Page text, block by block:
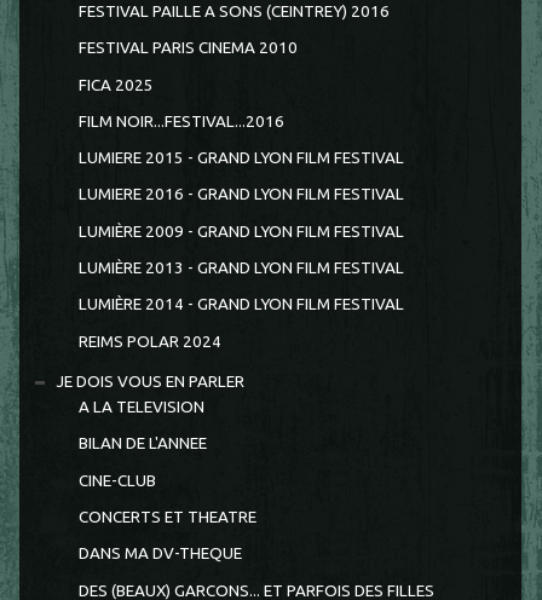
FESTIVAL PAILLE A SONS (CEINTREY) 2016
FESTIVAL PARIS CINEMA 2010
FICA 2025
FILM NOIR...FESTIVAL...2016
LUMIERE 2015 - GRAND LYON FILM FESTIVAL
LUMIERE 2016 - GRAND LYON FILM FESTIVAL
LUMIÈRE 2009 - GRAND LYON FILM FESTIVAL
LUMIÈRE 2013 - GRAND LYON FILM FESTIVAL
LUMIÈRE 2014 - GRAND LYON FILM FESTIVAL
REIMS POLAR 2024
JE DOIS VOUS EN PARLER
A LA TELEVISION
BILAN DE L'ANNEE
CINE-CLUB
CONCERTS ET THEATRE
DANS MA DV-THEQUE
DES (BEAUX) GARCONS... ET PARFOIS DES FILLES